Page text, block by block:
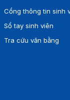
Cổng thông tin sinh
Sổ tay sinh viên
Tra cứu văn bằng